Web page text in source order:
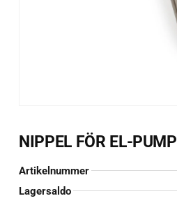
NIPPEL FÖR EL-PUMP
Artikelnummer
Lagersaldo